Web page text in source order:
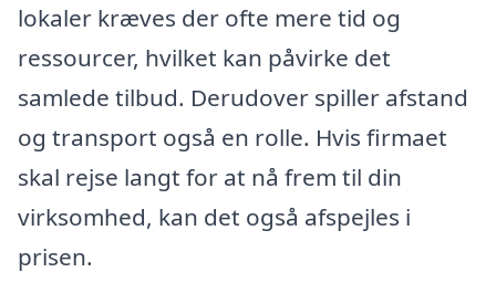
lokaler kræves der ofte mere tid og
ressourcer, hvilket kan påvirke det
samlede tilbud. Derudover spiller afstand
og transport også en rolle. Hvis firmaet
skal rejse langt for at nå frem til din
virksomhed, kan det også afspejles i
prisen.